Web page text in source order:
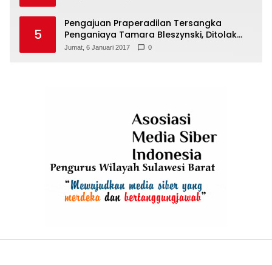
5
Pengajuan Praperadilan Tersangka
Penganiaya Tamara Bleszynski, Ditolak
Hakim
Jumat, 6 Januari 2017 0